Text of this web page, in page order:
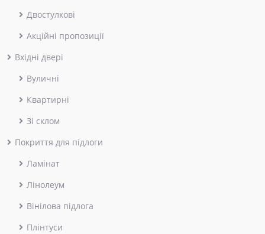
Двостулкові
Акційні пропозиції
Вхідні двері
Вуличні
Квартирні
Зі склом
Покриття для підлоги
Ламінат
Лінолеум
Вінілова підлога
Плінтуси